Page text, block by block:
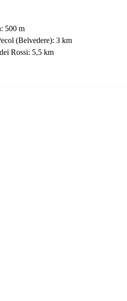
500 m
(Belvedere): 3 km
Rossi: 5,5 km